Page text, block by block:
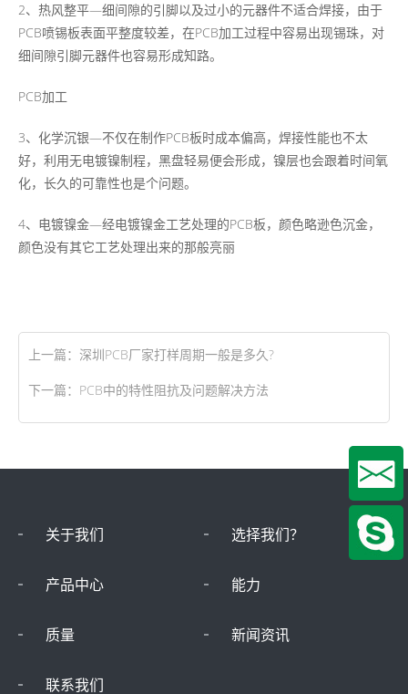
2、热风整平—细间隙的引脚以及过小的元器件不适合焊接，由于
PCB喷锡板表面平整度较差，在PCB加工过程中容易出现锡珠，对
细间隙引脚元器件也容易形成知路。
PCB加工
3、化学沉银—不仅在制作PCB板时成本偏高，焊接性能也不太
好，利用无电镀镍制程，黑盘轻易便会形成，镍层也会跟着时间氧
化，长久的可靠性也是个问题。
4、电镀镍金—经电镀镍金工艺处理的PCB板，颜色略逊色沉金，
颜色没有其它工艺处理出来的那般亮丽
上一篇： 深圳PCB厂家打样周期一般是多久?
下一篇： PCB中的特性阻抗及问题解决方法
关于我们 选择我们？
产品中心 能力
质量 新闻资讯
联系我们